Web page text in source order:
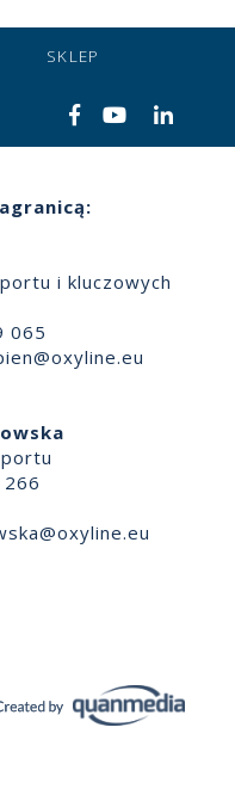
SKLEP
i kluczowych
065